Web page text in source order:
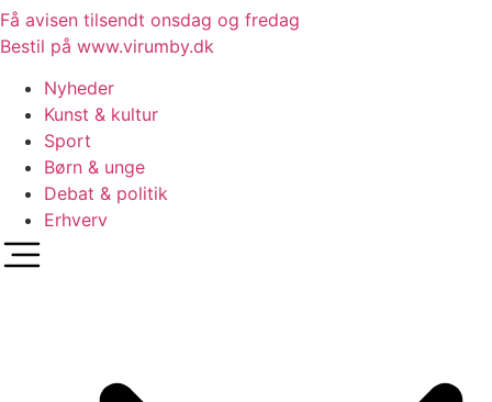
Få avisen tilsendt onsdag og fredag
Bestil på www.virumby.dk
Nyheder
Kunst & kultur
Sport
Børn & unge
Debat & politik
Erhverv